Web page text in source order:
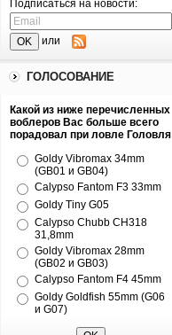
Подписаться на новости:
или
ГОЛОСОВАНИЕ
Какой из ниже перечисленных
воблеров Вас больше всего
порадовал при ловле Головля
Goldy Vibromax 34mm
(GB01 и GB04)
Calypso Fantom F3 33mm
Goldy Tiny G05
Calypso Chubb CH318
31,8mm
Goldy Vibromax 28mm
(GB02 и GB03)
Calypso Fantom F4 45mm
Goldy Goldfish 55mm (G06
и G07)